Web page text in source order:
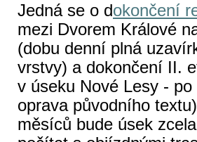
Jedná se o dokončení
mezi Dvorem Králové
(dobu denní plná
vrstvy) a dokončení II.
v úseku Nové Lesy -
oprava původního
měsíců bude úsek